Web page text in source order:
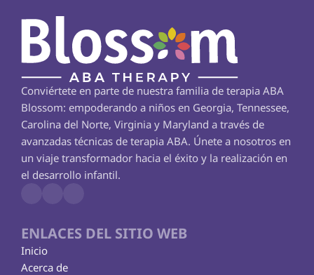
Conviértete en parte de nuestra familia de terapia ABA
Blossom: empoderando a niños en Georgia, Tennessee,
Carolina del Norte, Virginia y Maryland a través de
avanzadas técnicas de terapia ABA. Únete a nosotros en
un viaje transformador hacia el éxito y la realización en
el desarrollo infantil.
ENLACES DEL SITIO WEB
Inicio
Acerca de